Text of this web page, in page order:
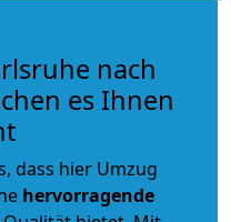
nach
es Ihnen
dass hier Umzug
hervorragende